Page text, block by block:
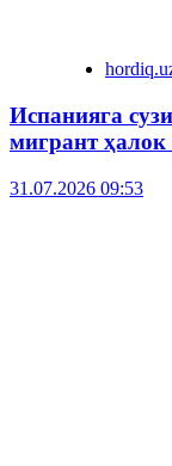
Испанияга
мигрант ҳалок
31.07.2026 09:53